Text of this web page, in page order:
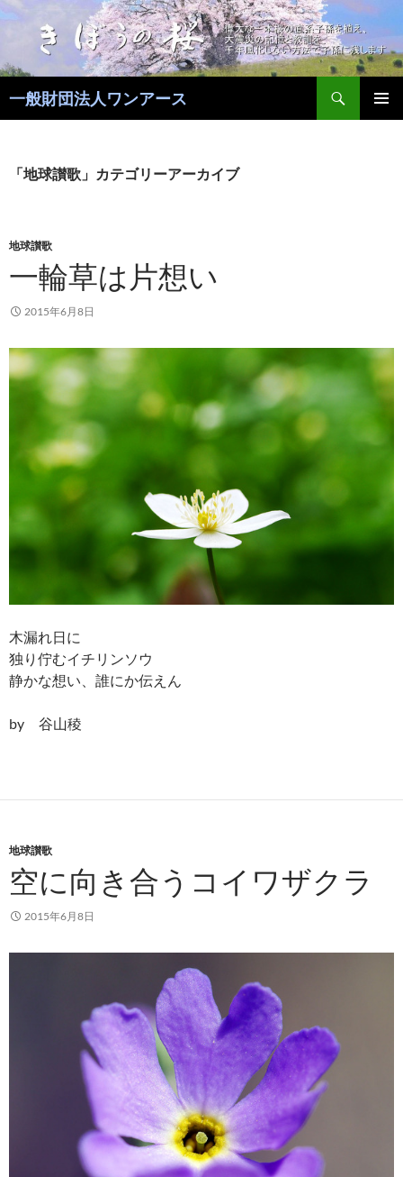
コ
ン
ツ
へ
一般財団法人ワンアース
「地球讃歌」カテゴリーアーカイブ
地球讃歌
一輪草は片想い
2015年6月8日
木漏れ日に
独り佇むイチリンソウ
静かな想い、誰にか伝えん
by 谷山稜
地球讃歌
空に向き合うコイワザクラ
2015年6月8日